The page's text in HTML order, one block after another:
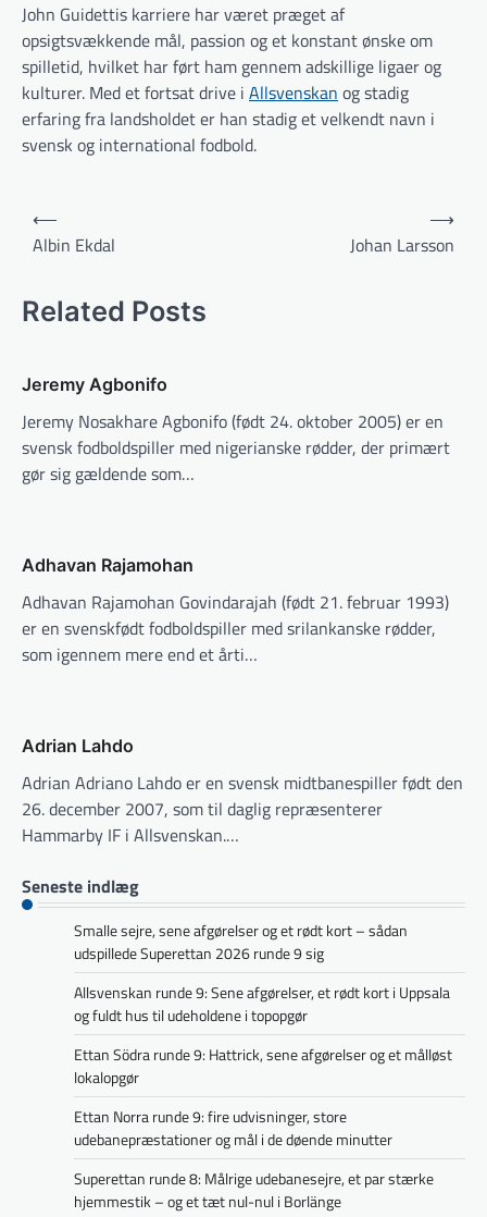
John Guidettis karriere har været præget af
opsigtsvækkende mål, passion og et konstant ønske om
spilletid, hvilket har ført ham gennem adskillige ligaer og
kulturer. Med et fortsat drive i Allsvenskan og stadig
erfaring fra landsholdet er han stadig et velkendt navn i
svensk og international fodbold.
Indlægsnavigation
⟵
Albin Ekdal
Johan Larsson
⟶
Related Posts
Jeremy Agbonifo
Jeremy Nosakhare Agbonifo (født 24. oktober 2005) er en
svensk fodboldspiller med nigerianske rødder, der primært
gør sig gældende som…
Adhavan Rajamohan
Adhavan Rajamohan Govindarajah (født 21. februar 1993)
er en svenskfødt fodboldspiller med srilankanske rødder,
som igennem mere end et årti…
Adrian Lahdo
Adrian Adriano Lahdo er en svensk midtbanespiller født den
26. december 2007, som til daglig repræsenterer
Hammarby IF i Allsvenskan.…
Seneste indlæg
Smalle sejre, sene afgørelser og et rødt kort – sådan
udspillede Superettan 2026 runde 9 sig
Allsvenskan runde 9: Sene afgørelser, et rødt kort i Uppsala
og fuldt hus til udeholdene i topopgør
Ettan Södra runde 9: Hattrick, sene afgørelser og et målløst
lokalopgør
Ettan Norra runde 9: fire udvisninger, store
udebanepræstationer og mål i de døende minutter
Superettan runde 8: Målrige udebanesejre, et par stærke
hjemmestik – og et tæt nul-nul i Borlänge